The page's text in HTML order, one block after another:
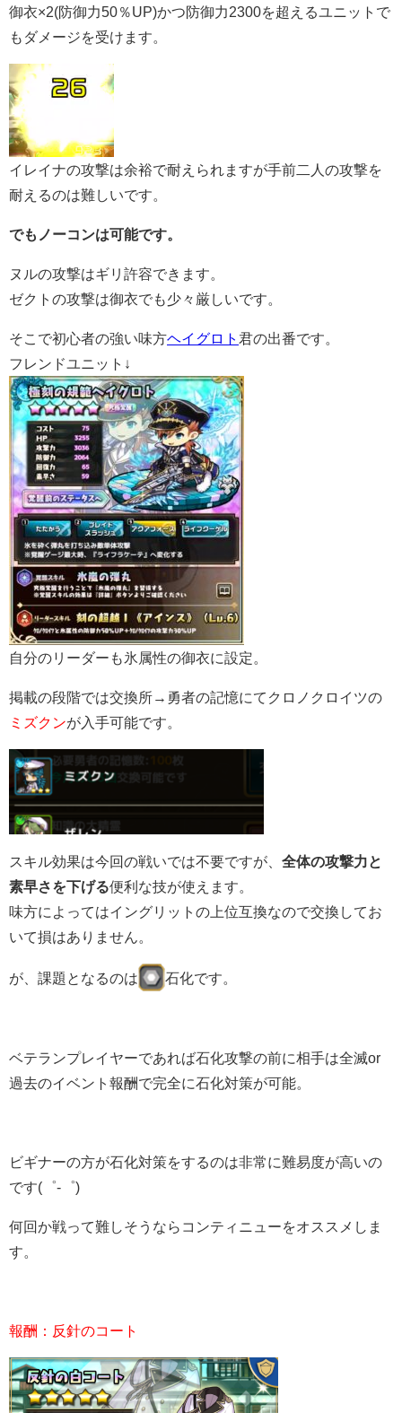
御衣×2(防御力50％UP)かつ防御力2300を超えるユニットで
もダメージを受けます。
イレイナの攻撃は余裕で耐えられますが手前二人の攻撃を
耐えるのは難しいです。
でもノーコンは可能です。
ヌルの攻撃はギリ許容できます。
ゼクトの攻撃は御衣でも少々厳しいです。
そこで初心者の強い味方ヘイグロト 君の出番です。
フレンドユニット↓
自分のリーダーも氷属性の御衣に設定。
掲載の段階では交換所→勇者の記憶にてクロノクロイツの
ミズクンが入手可能です。
スキル効果は今回の戦いでは不要ですが、 全体の攻撃力と
素早さを下げる便利な技が使えます。
味方によってはイングリットの上位互換なので交換してお
いて損はありません。
が、課題となるのは 石化です。
ベテランプレイヤーであれば石化攻撃の前に相手は全滅or
過去のイベント報酬で完全に石化対策が可能。
ビギナーの方が石化対策をするのは非常に難易度が高いの
です(゜-゜)
何回か戦って難しそうならコンティニューをオススメしま
す。
報酬：反針のコート